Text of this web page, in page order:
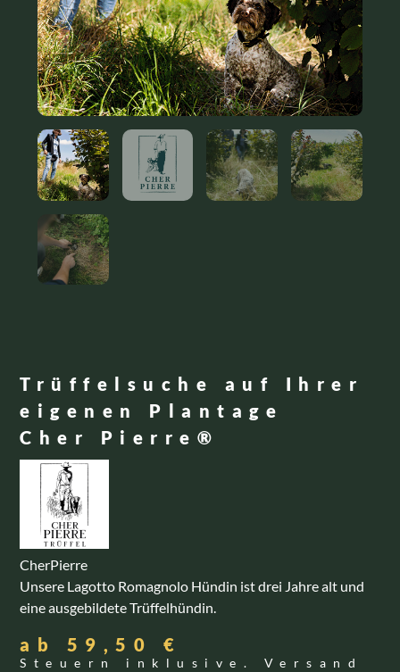
Trüffelsuche auf Ihrer
eigenen Plantage
Cher Pierre®
CherPierre
Unsere Lagotto Romagnolo Hündin ist drei Jahre alt und
eine ausgebildete Trüffelhündin.
ab 59,50 €
Steuern inklusive. Versand